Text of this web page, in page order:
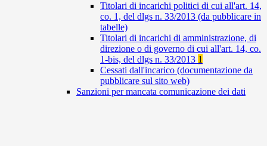
Titolari di incarichi politici di cui all'art. 14,
co. 1, del dlgs n. 33/2013 (da pubblicare in
tabelle)
Titolari di incarichi di amministrazione, di
direzione o di governo di cui all'art. 14, co.
1-bis, del dlgs n. 33/2013 1
Cessati dall'incarico (documentazione da
pubblicare sul sito web)
Sanzioni per mancata comunicazione dei dati